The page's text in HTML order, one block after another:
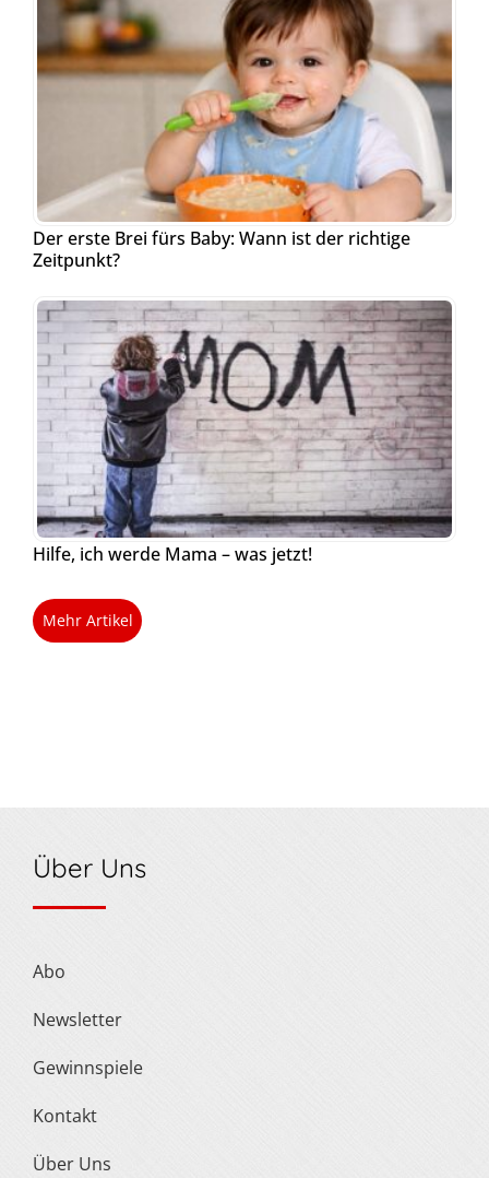
Der erste Brei fürs Baby: Wann ist der richtige
Zeitpunkt?
Hilfe, ich werde Mama – was jetzt!
Mehr Artikel
Über Uns
Abo
Newsletter
Gewinnspiele
Kontakt
Über Uns